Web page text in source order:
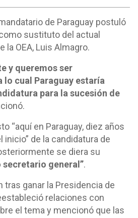
de Paraguay postuló
sustituto del actual
la OEA, Luis Almagro.
y queremos ser
lo cual Paraguay estaría
para la sucesión de
“aquí en Paraguay, diez años
inicio” de la candidatura de
se diera su
secretario general”.
tras ganar la Presidencia de
relaciones con
el tema y mencionó que las